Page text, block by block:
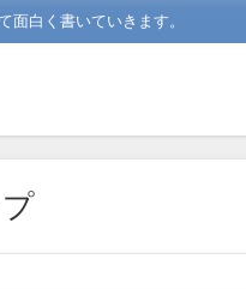
面白く書いていきます。